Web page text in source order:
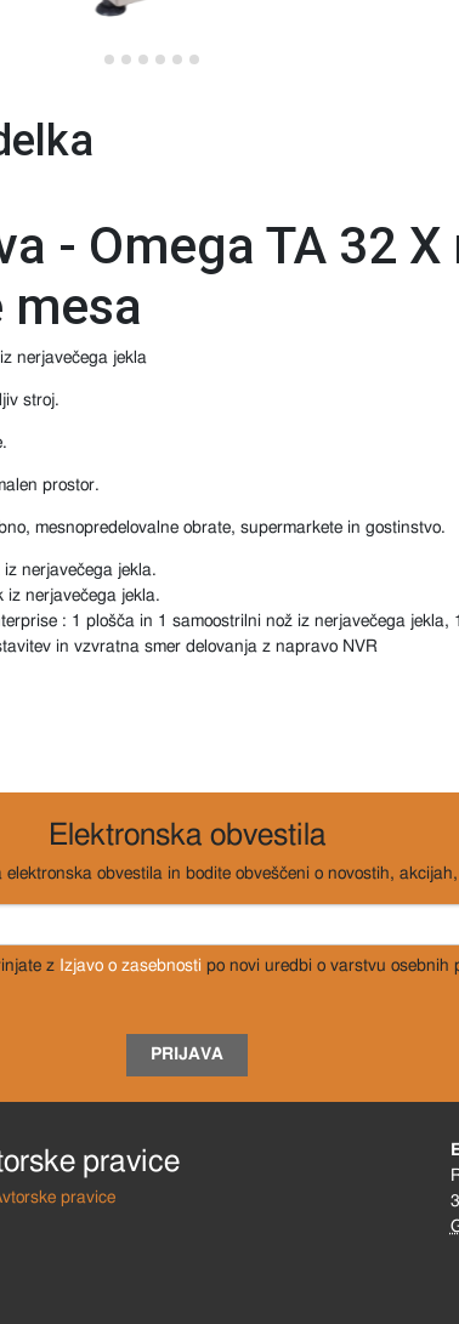
- Omega TA 32
mesa
nerjavečega jekla
stroj.
prostor.
mesnopredelovalne obrate, supermarkete in gostinstvo.
iz nerjavečega jekla.
iz nerjavečega jekla.
: 1 plošča in 1 samoostrilni nož iz nerjavečega jekla,
in vzvratna smer delovanja z napravo NVR
Elektronska obvestila
elektronska obvestila in bodite obveščeni o novostih,
z Izjavo o zasebnosti po novi uredbi o varstvu osebnih
PRIJAVA
pravice
pravice